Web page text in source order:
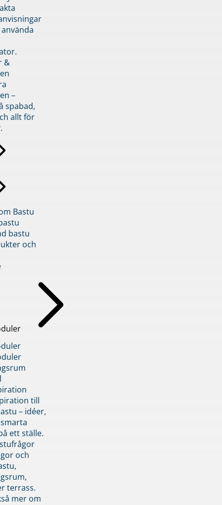
&
–
spabad,
allt för
Bastu
bastu
och
till
– idéer,
ett ställe.
och
terrass.
mer om